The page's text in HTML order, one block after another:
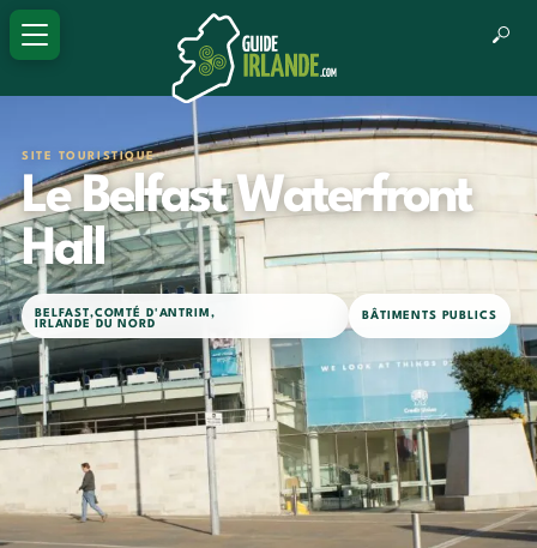
SITE TOURISTIQUE
Le Belfast Waterfront
Hall
BELFAST,COMTÉ D'ANTRIM ,
IRLANDE DU NORD
BÂTIMENTS PUBLICS